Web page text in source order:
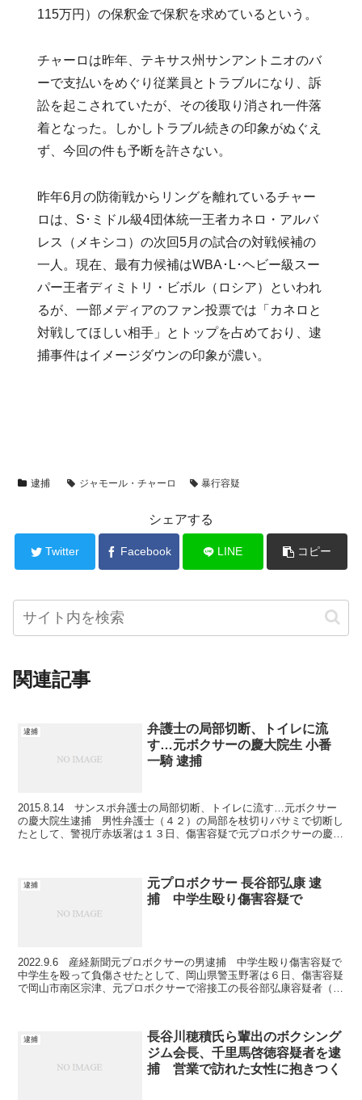
115万円）の保釈金で保釈を求めているという。
チャーロは昨年、テキサス州サンアントニオのバ
ーで支払いをめぐり従業員とトラブルになり、訴
訟を起こされていたが、その後取り消され一件落
着となった。しかしトラブル続きの印象がぬぐえ
ず、今回の件も予断を許さない。
昨年6月の防衛戦からリングを離れているチャー
ロは、S･ミドル級4団体統一王者カネロ・アルバ
レス（メキシコ）の次回5月の試合の対戦候補の
一人。現在、最有力候補はWBA･L･ヘビー級スー
パー王者ディミトリ・ビボル（ロシア）といわれ
るが、一部メディアのファン投票では「カネロと
対戦してほしい相手」とトップを占めており、逮
捕事件はイメージダウンの印象が濃い。
逮捕 ジャモール・チャーロ 暴行容疑
シェアする
Twitter Facebook LINE コピー
関連記事
逮捕
弁護士の局部切断、トイレに流
す…元ボクサーの慶大院生 小番
一騎 逮捕
2015.8.14 サンスポ弁護士の局部切断、トイレに流す…元ボクサー
の慶大院生逮捕 男性弁護士（４２）の局部を枝切りバサミで切断し
たとして、警視庁赤坂署は１３日、傷害容疑で元プロボクサーの慶大
逮捕
元プロボクサー 長谷部弘康 逮
捕 中学生殴り傷害容疑で
2022.9.6 産経新聞元プロボクサーの男逮捕 中学生殴り傷害容疑で
中学生を殴って負傷させたとして、岡山県警玉野署は６日、傷害容疑
で岡山市南区宗津、元プロボクサーで溶接工の長谷部弘康容疑者（４
逮捕
長谷川穂積氏ら輩出のボクシング
ジム会長、千里馬啓徳容疑者を逮
捕 営業で訪れた女性に抱きつく